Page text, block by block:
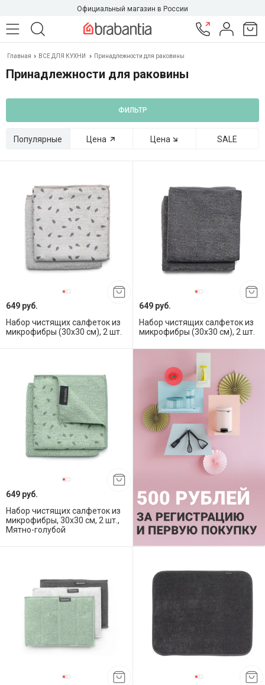
Официальный магазин в России
Главная ВСЕ ДЛЯ КУХНИ Принадлежности для раковины
Принадлежности для раковины
ФИЛЬТР
Популярные Цена Цена SALE
649 руб.
Набор чистящих салфеток из
микрофибры (30x30 см), 2 шт.
649 руб.
Набор чистящих салфеток из
микрофибры (30x30 см), 2 шт.
649 руб.
Набор чистящих салфеток из
микрофибры, 30х30 см, 2 шт.,
Мятно-голубой